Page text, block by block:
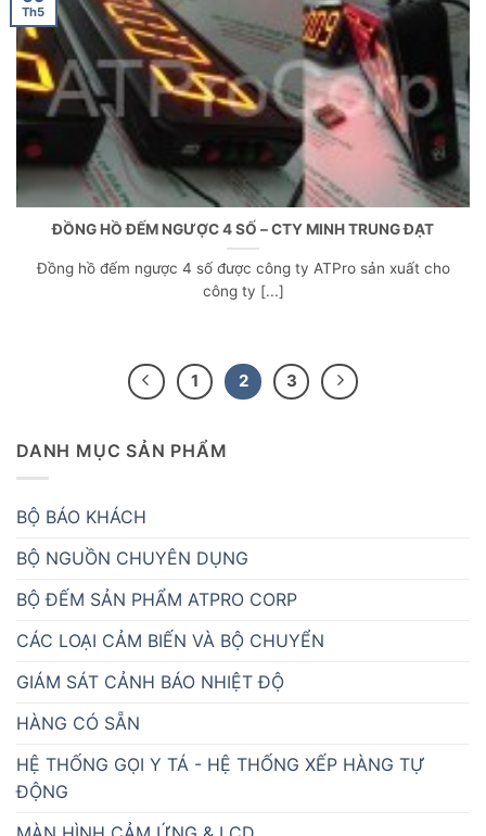
ĐỒNG HỒ ĐẾM NGƯỢC 4 SỐ – CTY MINH TRUNG ĐẠT
Đồng hồ đếm ngược 4 số được công ty ATPro sản xuất cho
công ty [...]
Th5
1 2 3
DANH MỤC SẢN PHẨM
BỘ BÁO KHÁCH
BỘ NGUỒN CHUYÊN DỤNG
BỘ ĐẾM SẢN PHẨM ATPRO CORP
CÁC LOẠI CẢM BIẾN VÀ BỘ CHUYỂN
GIÁM SÁT CẢNH BÁO NHIỆT ĐỘ
HÀNG CÓ SẴN
HỆ THỐNG GỌI Y TÁ - HỆ THỐNG XẾP HÀNG TỰ
ĐỘNG